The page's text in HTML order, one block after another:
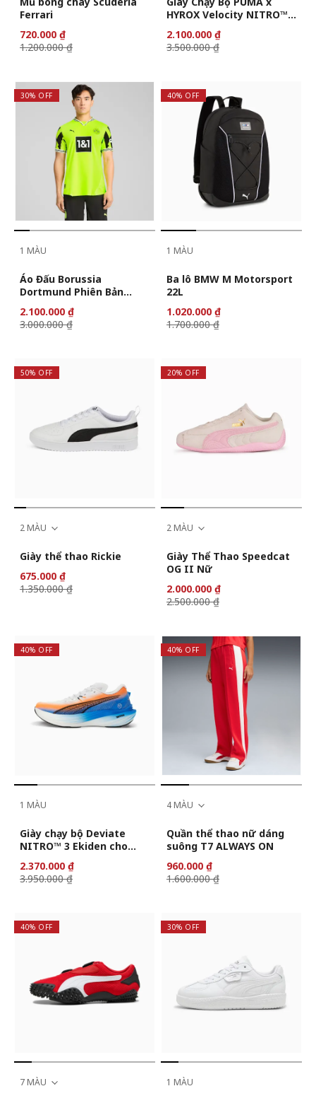
Ferrari
720.000 ₫
1.200.000 ₫
HYROX Velocity NITRO™ 4
2.100.000 ₫
3.500.000 ₫
30% OFF
1 MÀU
Áo Đấu Borussia
Dortmund Phiên Bản
Anniversary Nam
(Authentic)
2.100.000 ₫
3.000.000 ₫
40% OFF
1 MÀU
Ba lô BMW M Motorsport
22L
1.020.000 ₫
1.700.000 ₫
50% OFF
2 MÀU
Giày thể thao Rickie
675.000 ₫
1.350.000 ₫
20% OFF
2 MÀU
Giày Thể Thao Speedcat
OG II Nữ
2.000.000 ₫
2.500.000 ₫
40% OFF
1 MÀU
Giày chạy bộ Deviate
NITRO™ 3 Ekiden cho
2.370.000 ₫
3.950.000 ₫
40% OFF
4 MÀU
Quần thể thao nữ dáng
suông T7 ALWAYS ON
960.000 ₫
1.600.000 ₫
40% OFF
7 MÀU
30% OFF
1 MÀU